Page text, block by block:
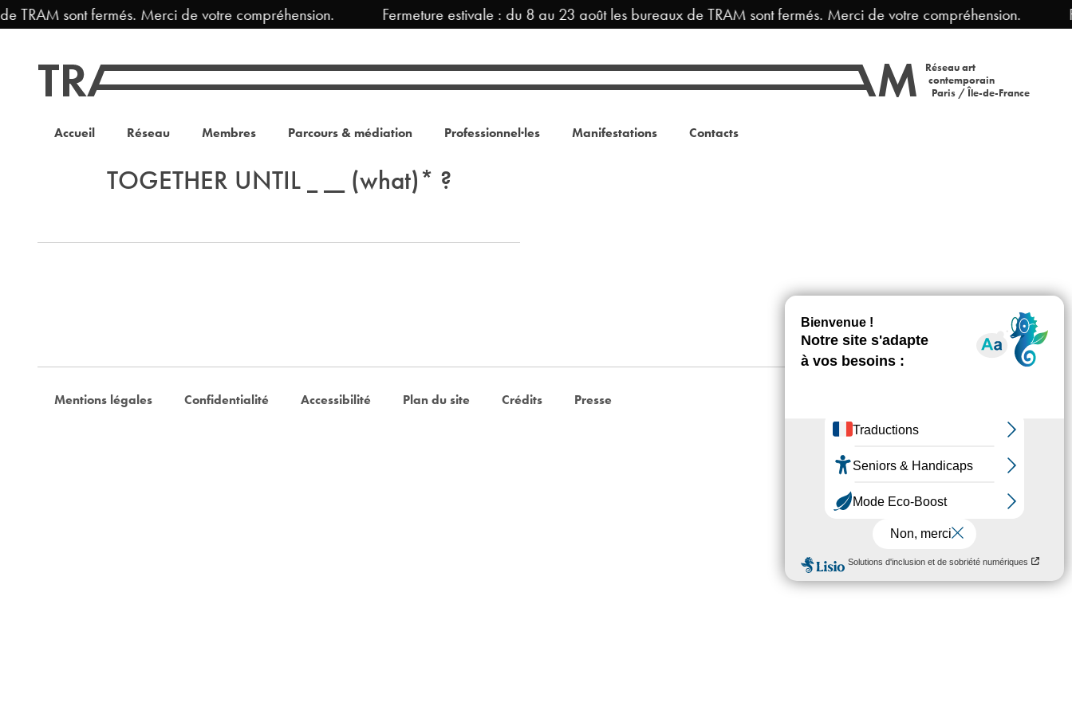
sont fermés. Merci de votre compréhension. Fermeture estivale : du 8 au 23 août les bureaux de TRAM sont fermés. Merci de votre compréhension.
Réseau art
contemporain
Paris / Île-de-France
Accueil Réseau Membres Parcours & médiation Professionnel·les Manifestations Contacts
TOGETHER UNTIL _ __ (what)* ?
Mentions légales Confidentialité Accessibilité Plan du site Crédits Presse